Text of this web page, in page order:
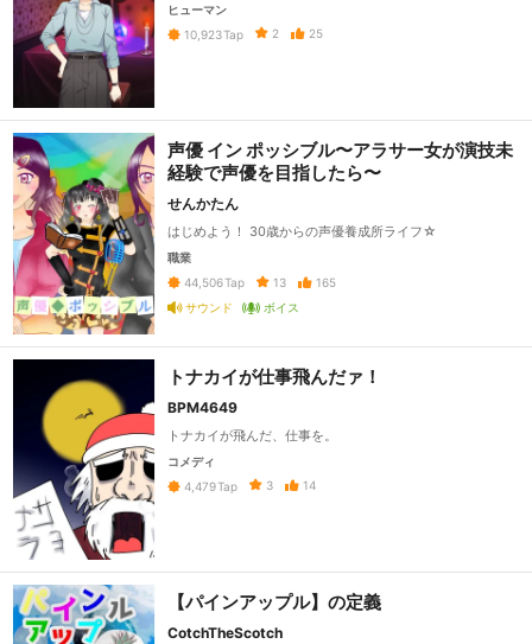
ヒューマン
10,923Tap 2 25
声優 イン ポッシブル〜アラサー女が演技未
経験で声優を目指したら〜
せんかたん
はじめよう！ 30歳からの声優養成所ライフ☆
職業
44,506Tap 13
165
サウンド
ボイス
トナカイが仕事飛んだァ！
BPM4649
トナカイが飛んだ、仕事を。
コメディ
4,479Tap 3 14
【パインアップル】の定義
CotchTheScotch